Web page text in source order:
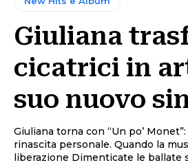
Giuliana
cicatrici in
suo nuovo
Giuliana torna con “Un po’
rinascita personale. Quando la
liberazione Dimenticate le